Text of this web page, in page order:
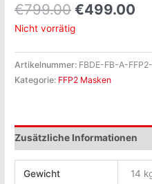
€799.00 €499.00
Nicht vorrätig
Artikelnummer: FBDE-FB-A-
Kategorie: FFP2 Masken
Zusätzliche Informationen
Gewicht 14